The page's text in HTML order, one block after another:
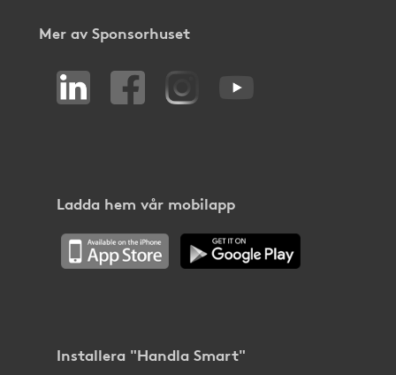
Mer av Sponsorhuset
Ladda hem vår mobilapp
Installera "Handla Smart"